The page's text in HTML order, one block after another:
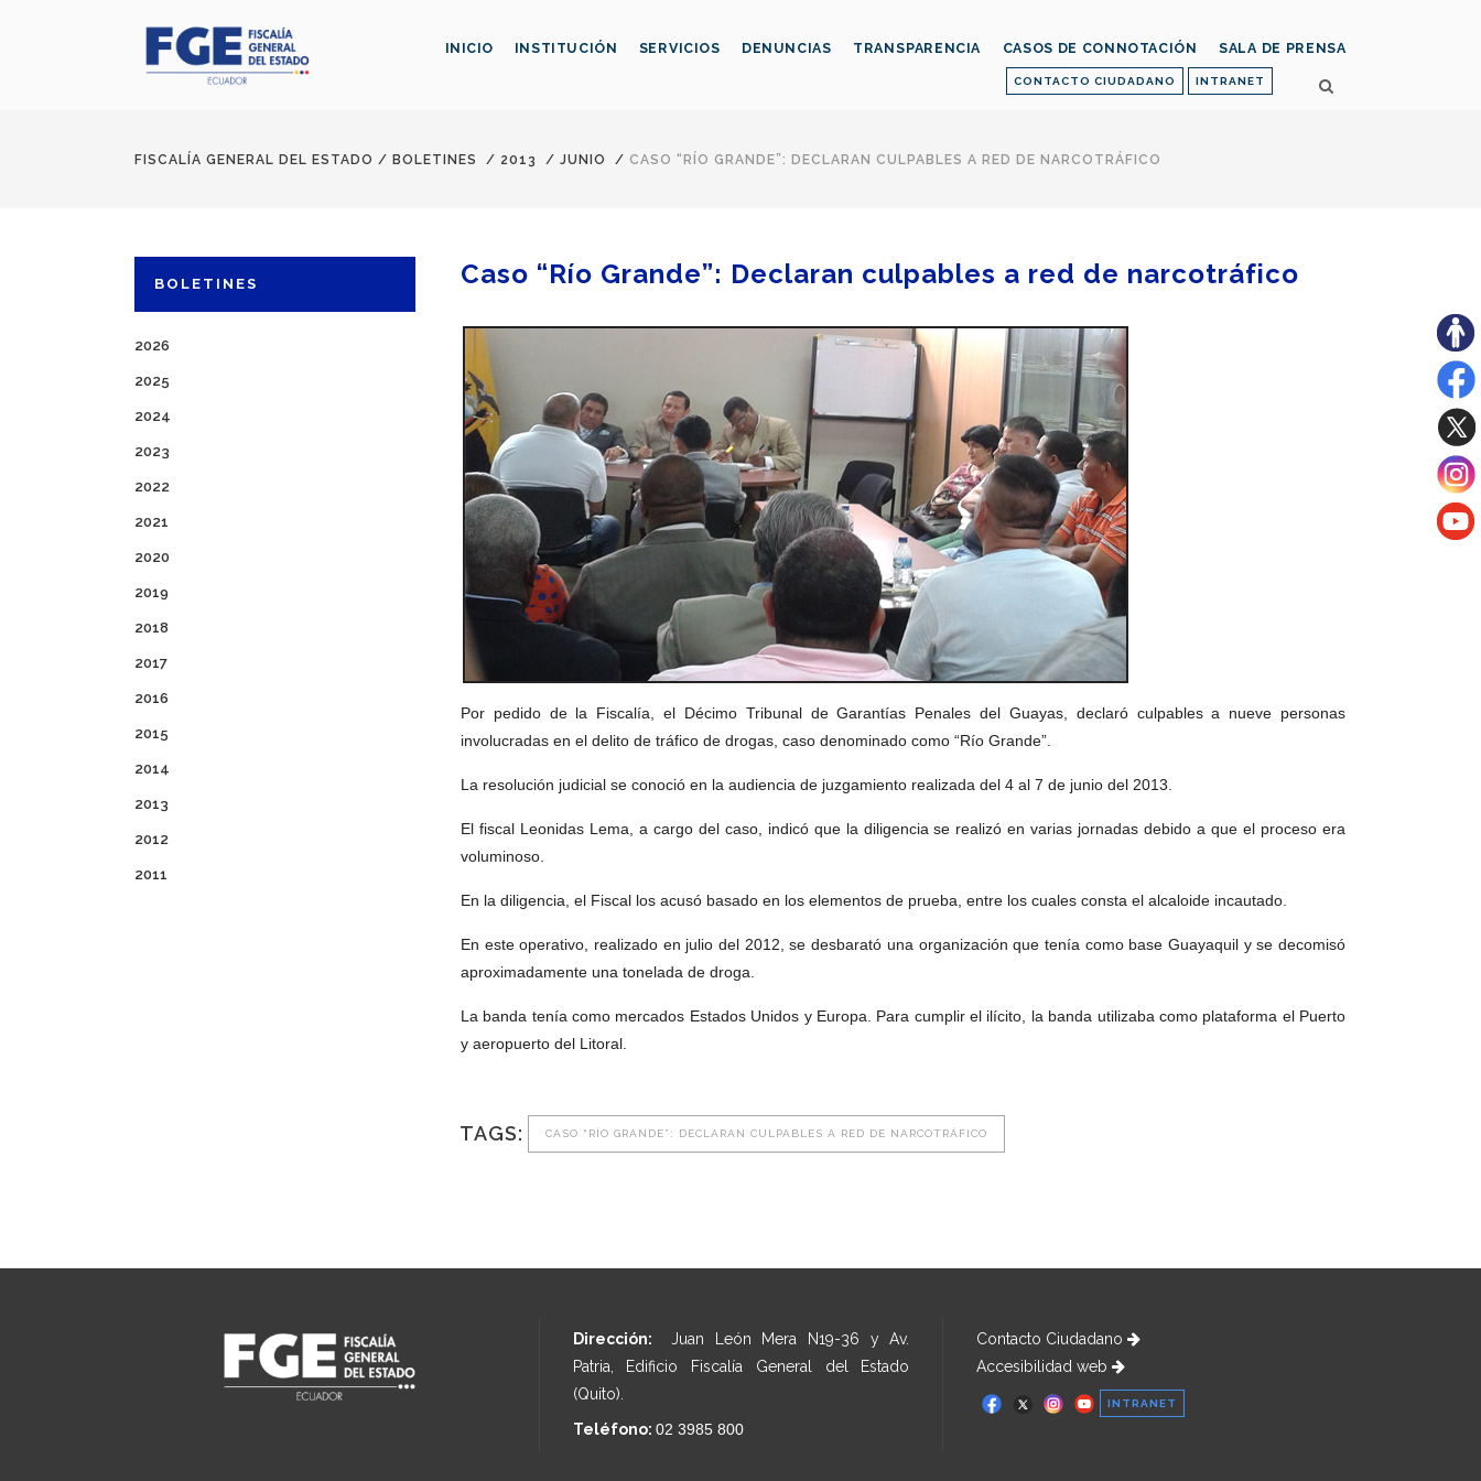
CONTACTO CIUDADANO INTRANET
INICIO INSTITUCIÓN SERVICIOS DENUNCIAS TRANSPARENCIA CASOS DE CONNOTACIÓN SALA DE PRENSA
FISCALÍA GENERAL DEL ESTADO / BOLETINES / 2013 / JUNIO / CASO “RÍO GRANDE”: DECLARAN CULPABLES A RED DE NARCOTRÁFICO
BOLETINES
2026
2025
2024
2023
2022
2021
2020
2019
2018
2017
2016
2015
2014
2013
2012
2011
Caso “Río Grande”: Declaran culpables a red de narcotráfico
Por pedido de la Fiscalía, el Décimo Tribunal de Garantías Penales del Guayas, declaró culpables a nueve personas
involucradas en el delito de tráfico de drogas, caso denominado como “Río Grande”.
La resolución judicial se conoció en la audiencia de juzgamiento realizada del 4 al 7 de junio del 2013.
El fiscal Leonidas Lema, a cargo del caso, indicó que la diligencia se realizó en varias jornadas debido a que el proceso era
voluminoso.
En la diligencia, el Fiscal los acusó basado en los elementos de prueba, entre los cuales consta el alcaloide incautado.
En este operativo, realizado en julio del 2012, se desbarató una organización que tenía como base Guayaquil y se decomisó
aproximadamente una tonelada de droga.
La banda tenía como mercados Estados Unidos y Europa. Para cumplir el ilícito, la banda utilizaba como plataforma el Puerto
y aeropuerto del Litoral.
TAGS: CASO “RÍO GRANDE”: DECLARAN CULPABLES A RED DE NARCOTRÁFICO
Dirección: Juan León Mera N19-36 y Av.
Patria, Edificio Fiscalía General del Estado
(Quito).
Teléfono: 02 3985 800
Contacto Ciudadano
Accesibilidad web
INTRANET